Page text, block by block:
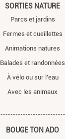
SORTIES NATURE
Parcs et jardins
Fermes et cueillettes
Animations natures
Balades et randonnées
À vélo ou sur l'eau
Avec les animaux
BOUGE TON ADO